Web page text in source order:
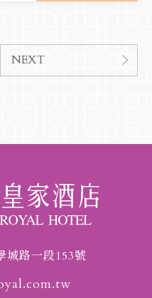
NEXT
城路一段153號